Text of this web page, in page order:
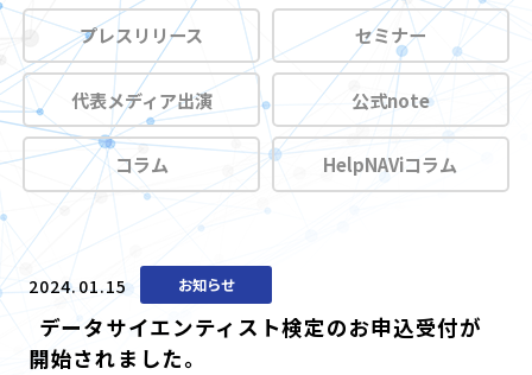
プレスリリース セミナー
代表メディア出演 公式note
コラム HelpNAViコラム
2024.01.15 お知らせ
データサイエンティスト検定のお申込受付が
開始されました。